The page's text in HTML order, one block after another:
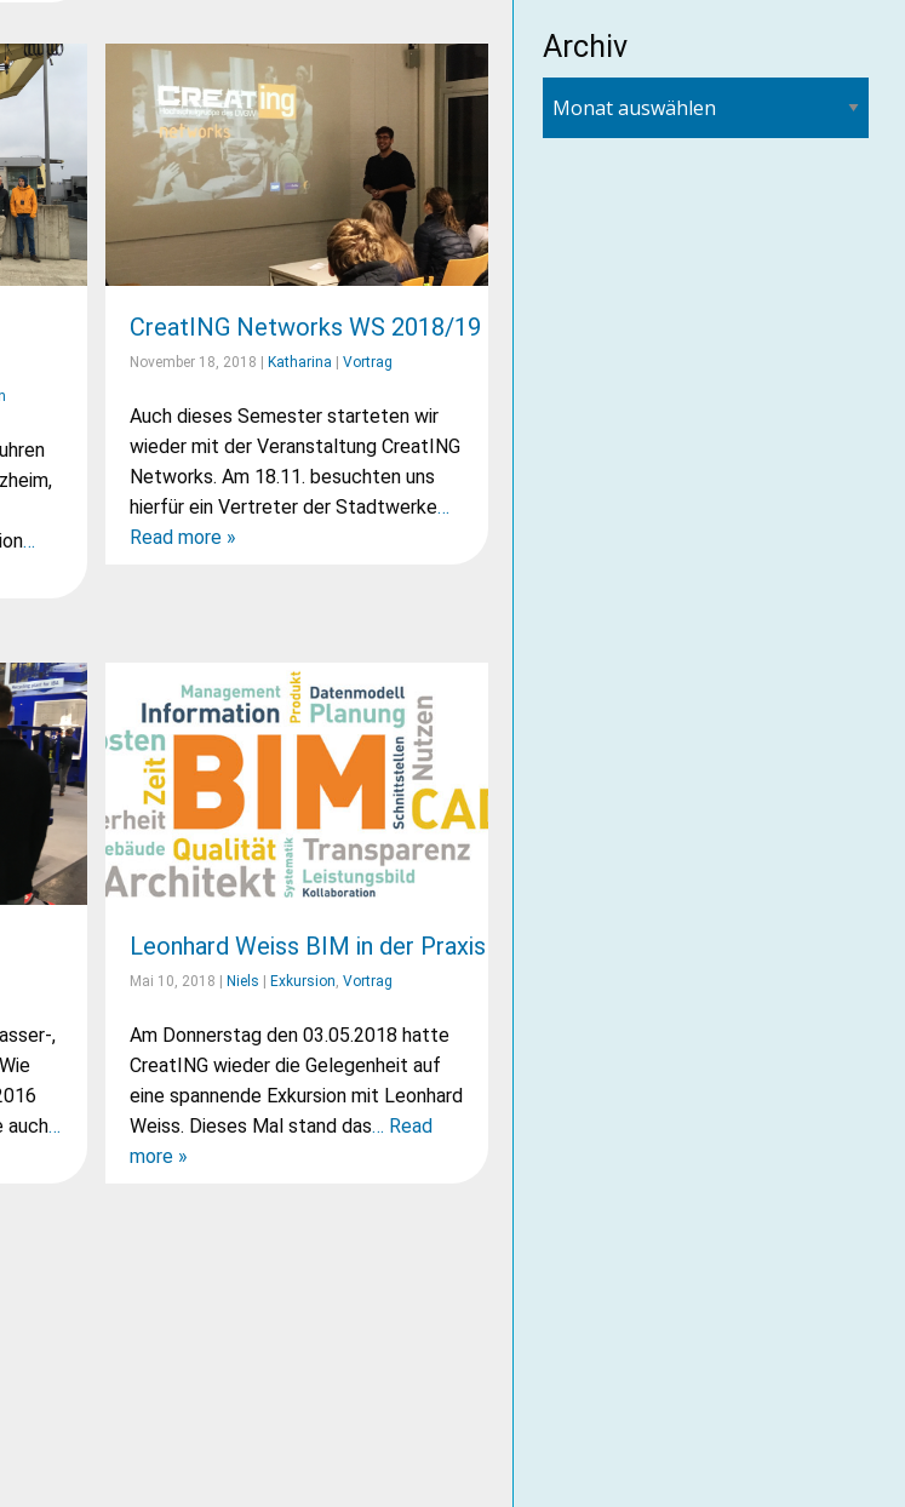
…
CreatING Networks WS 2018/19
November 18, 2018 | Katharina Vortrag
Auch dieses Semester starteten wir
wieder mit der Veranstaltung CreatING
Networks. Am 18.11. besuchten uns
hierfür ein Vertreter der Stadtwerke…
Read more »
,
auch…
Leonhard Weiss BIM in der Praxis
Mai 10, 2018 | Niels Exkursion, Vortrag
Am Donnerstag den 03.05.2018 hatte
CreatING wieder die Gelegenheit auf
eine spannende Exkursion mit Leonhard
Weiss. Dieses Mal stand das… Read
more »
Archiv